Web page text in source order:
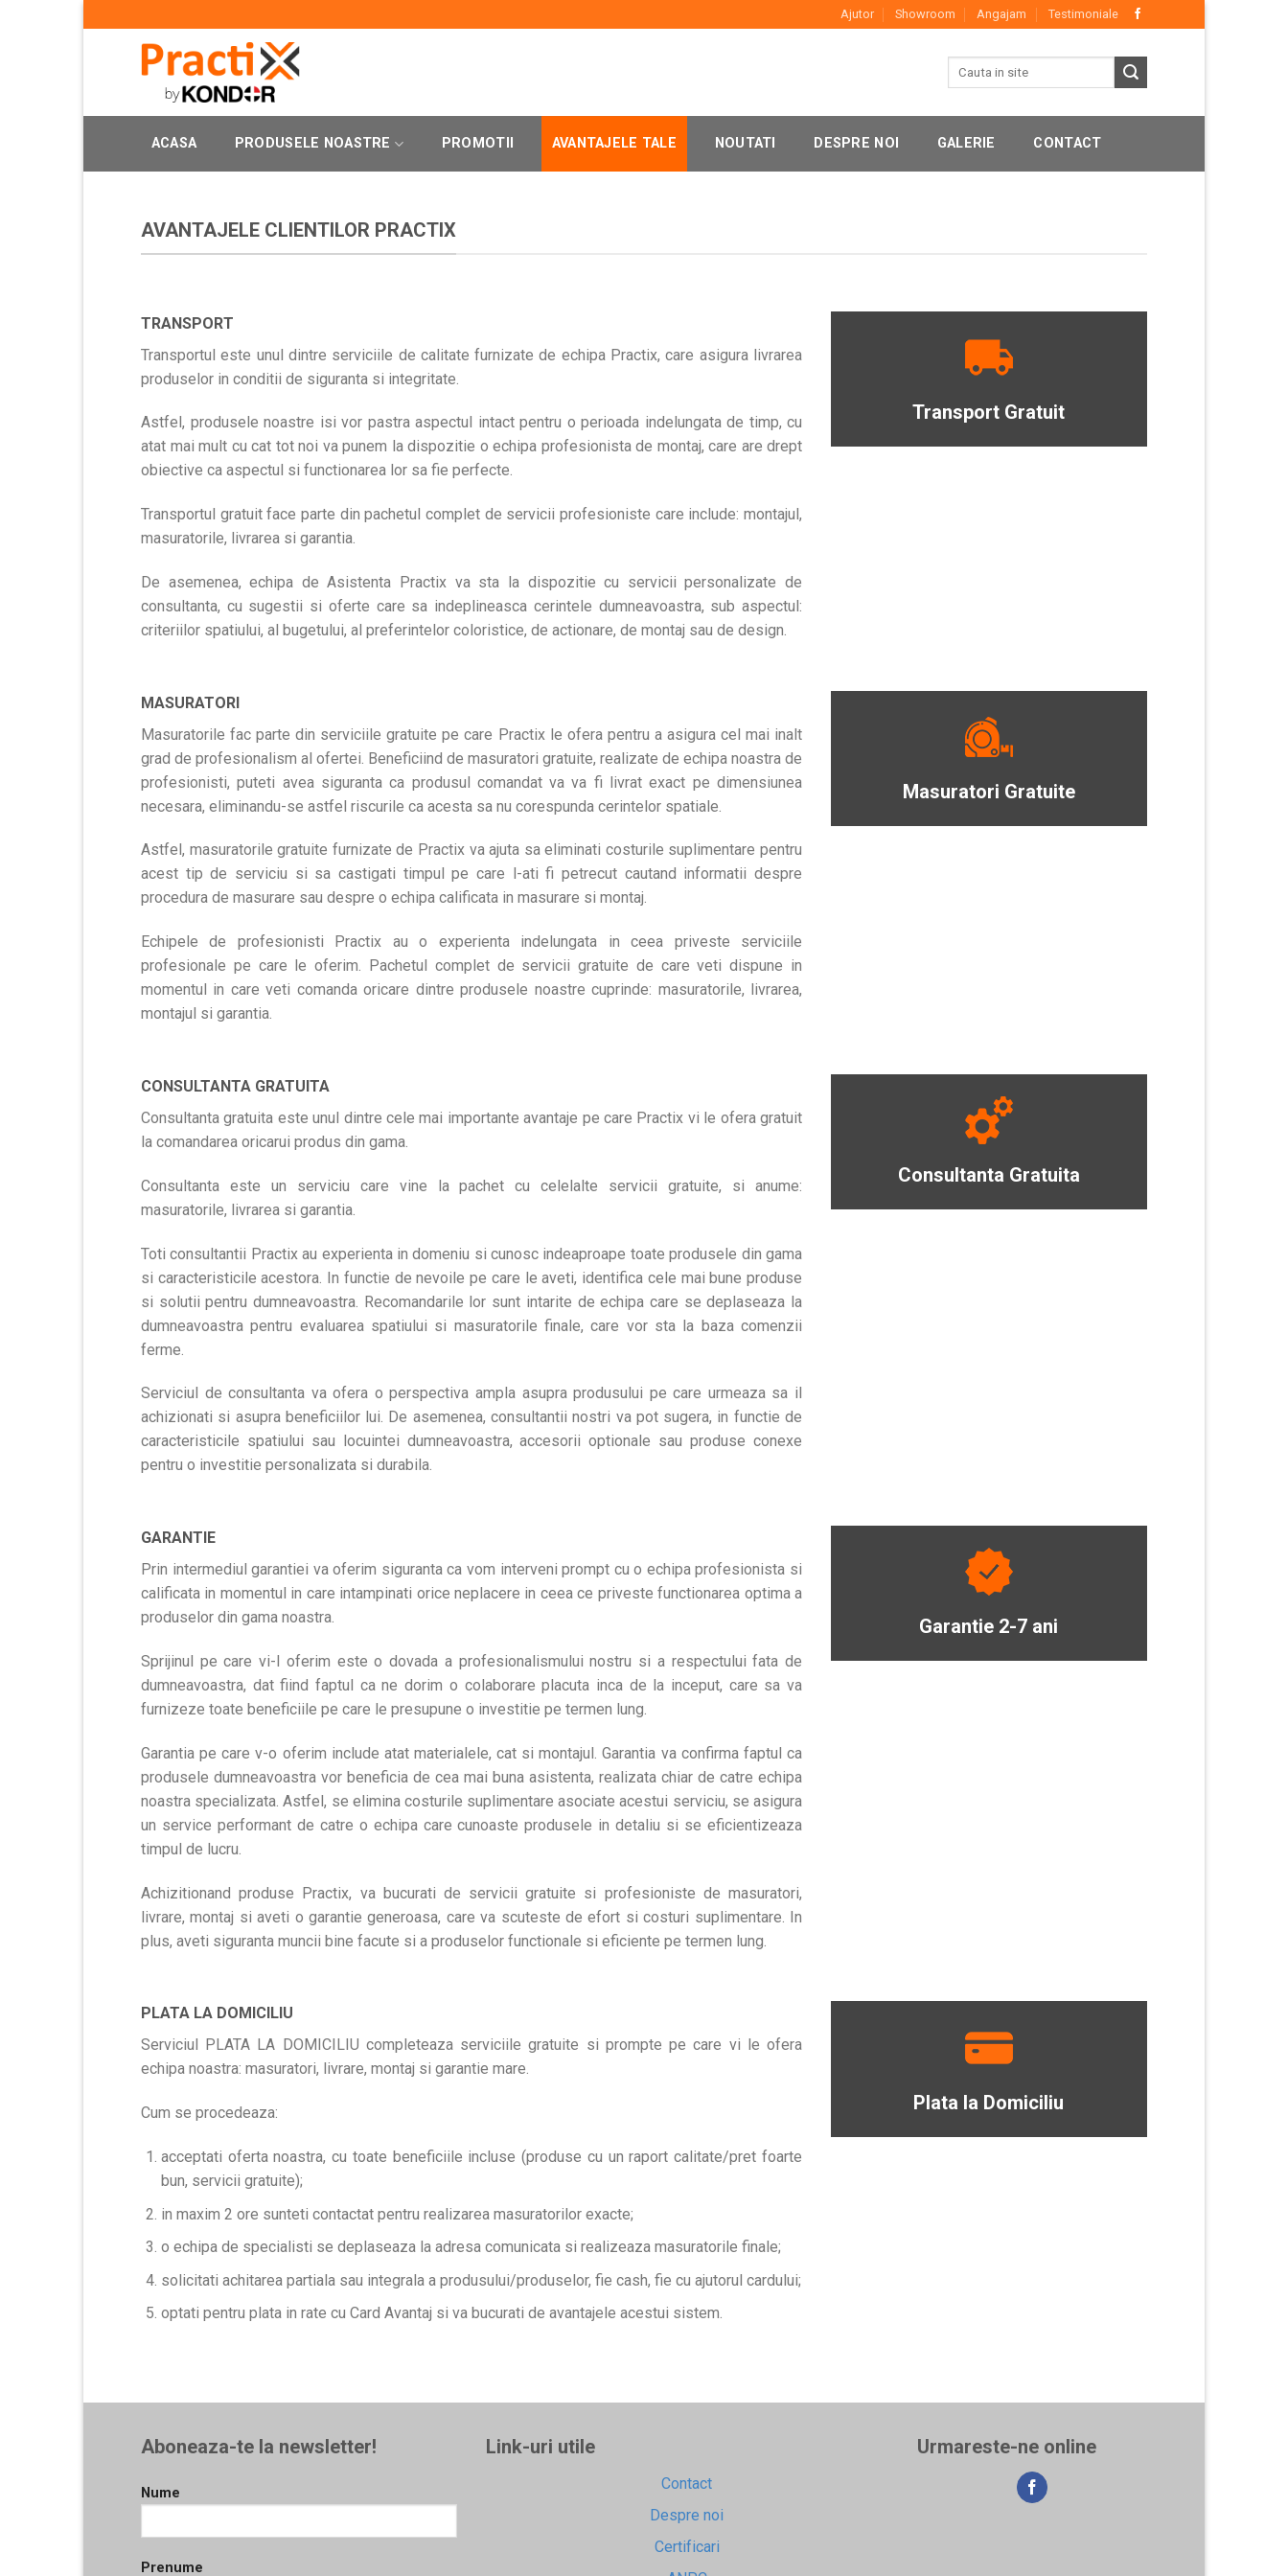
Ajutor Showroom Angajam Testimoniale
ACASA PRODUSELE NOASTRE PROMOTII AVANTAJELE TALE NOUTATI DESPRE NOI GALERIE CONTACT
AVANTAJELE CLIENTILOR PRACTIX
TRANSPORT
Transportul este unul dintre serviciile de calitate furnizate de echipa Practix, care asigura livrarea
produselor in conditii de siguranta si integritate.
Astfel, produsele noastre isi vor pastra aspectul intact pentru o perioada indelungata de timp, cu
atat mai mult cu cat tot noi va punem la dispozitie o echipa profesionista de montaj, care are drept
obiective ca aspectul si functionarea lor sa fie perfecte.
Transportul gratuit face parte din pachetul complet de servicii profesioniste care include: montajul,
masuratorile, livrarea si garantia.
De asemenea, echipa de Asistenta Practix va sta la dispozitie cu servicii personalizate de
consultanta, cu sugestii si oferte care sa indeplineasca cerintele dumneavoastra, sub aspectul:
criteriilor spatiului, al bugetului, al preferintelor coloristice, de actionare, de montaj sau de design.
Transport Gratuit
MASURATORI
Masuratorile fac parte din serviciile gratuite pe care Practix le ofera pentru a asigura cel mai inalt
grad de profesionalism al ofertei. Beneficiind de masuratori gratuite, realizate de echipa noastra de
profesionisti, puteti avea siguranta ca produsul comandat va va fi livrat exact pe dimensiunea
necesara, eliminandu-se astfel riscurile ca acesta sa nu corespunda cerintelor spatiale.
Astfel, masuratorile gratuite furnizate de Practix va ajuta sa eliminati costurile suplimentare pentru
acest tip de serviciu si sa castigati timpul pe care l-ati fi petrecut cautand informatii despre
procedura de masurare sau despre o echipa calificata in masurare si montaj.
Echipele de profesionisti Practix au o experienta indelungata in ceea priveste serviciile
profesionale pe care le oferim. Pachetul complet de servicii gratuite de care veti dispune in
momentul in care veti comanda oricare dintre produsele noastre cuprinde: masuratorile, livrarea,
montajul si garantia.
Masuratori Gratuite
CONSULTANTA GRATUITA
Consultanta gratuita este unul dintre cele mai importante avantaje pe care Practix vi le ofera gratuit
la comandarea oricarui produs din gama.
Consultanta este un serviciu care vine la pachet cu celelalte servicii gratuite, si anume:
masuratorile, livrarea si garantia.
Toti consultantii Practix au experienta in domeniu si cunosc indeaproape toate produsele din gama
si caracteristicile acestora. In functie de nevoile pe care le aveti, identifica cele mai bune produse
si solutii pentru dumneavoastra. Recomandarile lor sunt intarite de echipa care se deplaseaza la
dumneavoastra pentru evaluarea spatiului si masuratorile finale, care vor sta la baza comenzii
ferme.
Serviciul de consultanta va ofera o perspectiva ampla asupra produsului pe care urmeaza sa il
achizionati si asupra beneficiilor lui. De asemenea, consultantii nostri va pot sugera, in functie de
caracteristicile spatiului sau locuintei dumneavoastra, accesorii optionale sau produse conexe
pentru o investitie personalizata si durabila.
Consultanta Gratuita
GARANTIE
Prin intermediul garantiei va oferim siguranta ca vom interveni prompt cu o echipa profesionista si
calificata in momentul in care intampinati orice neplacere in ceea ce priveste functionarea optima a
produselor din gama noastra.
Sprijinul pe care vi-l oferim este o dovada a profesionalismului nostru si a respectului fata de
dumneavoastra, dat fiind faptul ca ne dorim o colaborare placuta inca de la inceput, care sa va
furnizeze toate beneficiile pe care le presupune o investitie pe termen lung.
Garantia pe care v-o oferim include atat materialele, cat si montajul. Garantia va confirma faptul ca
produsele dumneavoastra vor beneficia de cea mai buna asistenta, realizata chiar de catre echipa
noastra specializata. Astfel, se elimina costurile suplimentare asociate acestui serviciu, se asigura
un service performant de catre o echipa care cunoaste produsele in detaliu si se eficientizeaza
timpul de lucru.
Achizitionand produse Practix, va bucurati de servicii gratuite si profesioniste de masuratori,
livrare, montaj si aveti o garantie generoasa, care va scuteste de efort si costuri suplimentare. In
plus, aveti siguranta muncii bine facute si a produselor functionale si eficiente pe termen lung.
Garantie 2-7 ani
PLATA LA DOMICILIU
Serviciul PLATA LA DOMICILIU completeaza serviciile gratuite si prompte pe care vi le ofera
echipa noastra: masuratori, livrare, montaj si garantie mare.
Cum se procedeaza:
acceptati oferta noastra, cu toate beneficiile incluse (produse cu un raport calitate/pret foarte
bun, servicii gratuite);
in maxim 2 ore sunteti contactat pentru realizarea masuratorilor exacte;
o echipa de specialisti se deplaseaza la adresa comunicata si realizeaza masuratorile finale;
solicitati achitarea partiala sau integrala a produsului/produselor, fie cash, fie cu ajutorul cardului;
optati pentru plata in rate cu Card Avantaj si va bucurati de avantajele acestui sistem.
Plata la Domiciliu
Aboneaza-te la newsletter!
Nume
Prenume
Link-uri utile
Contact
Despre noi
Certificari
Urmareste-ne online